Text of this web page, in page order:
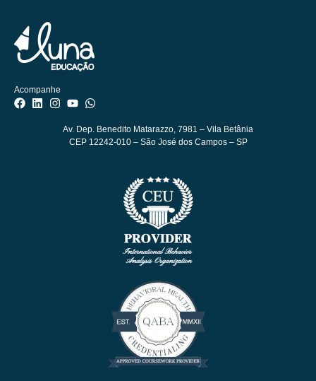
Acompanhe
Av. Dep. Benedito Matarazzo, 7981 – Vila Betânia
CEP 12242-010 – São José dos Campos – SP